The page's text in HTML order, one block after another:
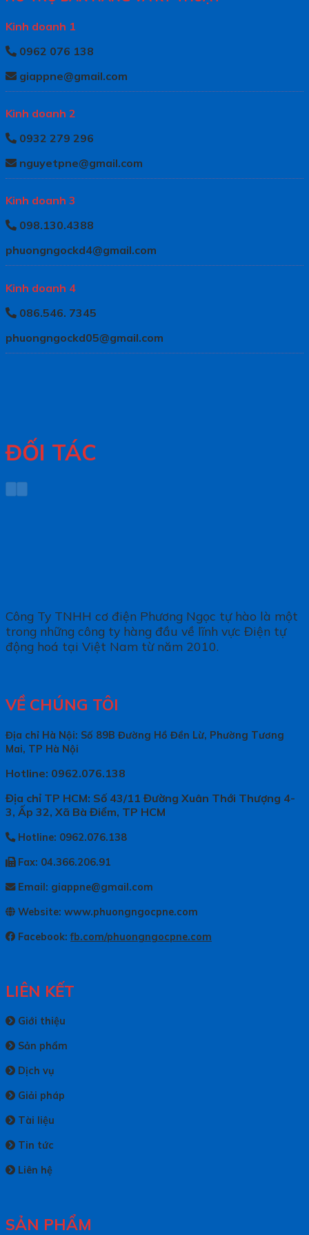
Kinh doanh 1
0962 076 138
giappne@gmail.com
Kinh doanh 2
0932 279 296
nguyetpne@gmail.com
Kinh doanh 3
098.130.4388
phuongngockd4@gmail.com
Kinh doanh 4
086.546. 7345
phuongngockd05@gmail.com
ĐỐI TÁC
Công Ty TNHH cơ điện Phương Ngọc tự hào là một
trong những công ty hàng đầu về lĩnh vực Điện tự
động hoá tại Việt Nam từ năm 2010.
VỀ CHÚNG TÔI
Địa chỉ Hà Nội: Số 89B Đường Hồ Đền Lừ, Phường Tương
Mai, TP Hà Nội
Hotline: 0962.076.138
Địa chỉ TP HCM: Số 43/11 Đường Xuân Thới Thượng 4-
3, Ấp 32, Xã Bà Điểm, TP HCM
Hotline: 0962.076.138
Fax: 04.366.206.91
Email: giappne@gmail.com
Website: www.phuongngocpne.com
Facebook:fb.com/phuongngocpne.com
LIÊN KẾT
Giới thiệu
Sản phẩm
Dịch vụ
Giải pháp
Tài liệu
Tin tức
Liên hệ
SẢN PHẨM